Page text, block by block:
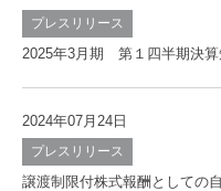
プレスリリース
2025年3月期 第１四半期決算
2024年07月24日
プレスリリース
譲渡制限付株式報酬としての